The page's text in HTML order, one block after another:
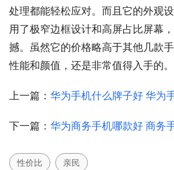
处理都能轻松应对。而且它的外观
用了极窄边框设计和高屏占比屏幕
撼。虽然它的价格略高于其他几款
性能和颜值，还是非常值得入手的。
上一篇： 华为手机什么牌子好 华为
下一篇： 华为商务手机哪款好 商务
性价比 亲民